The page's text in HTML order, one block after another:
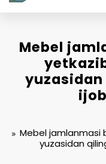
Mebel
Mebel jamlanmasi
yuzasidan